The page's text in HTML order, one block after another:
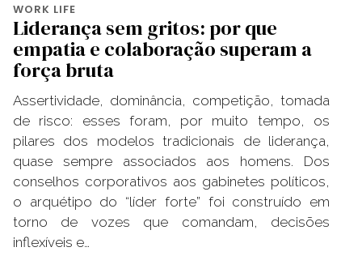
WORK LIFE
Liderança sem gritos: por que
empatia e colaboração superam a
força bruta
Assertividade, dominância, competição, tomada
de risco: esses foram, por muito tempo, os
pilares dos modelos tradicionais de liderança,
quase sempre associados aos homens. Dos
conselhos corporativos aos gabinetes políticos,
o arquétipo do “líder forte” foi construído em
torno de vozes que comandam, decisões
inflexíveis e…